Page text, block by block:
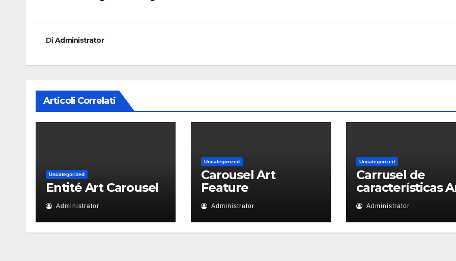
DiAdministrator
Articoli Correlati
Uncategorized
Entité Art Carousel
Administrator
Uncategorized
Carousel Art
Feature
Administrator
Uncategorized
Carrusel de
características
Administrator